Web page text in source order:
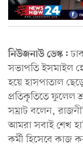
নিউজনাউ ডেস্ক:
সভাপতি ইসমাইল
হয়ে হাসপাতাল
প্রতিকৃতিতে ফুলেল
সম্রাট বলেন,
আমরা সবাই শেখ
কর্মী হিসেবে কাজ